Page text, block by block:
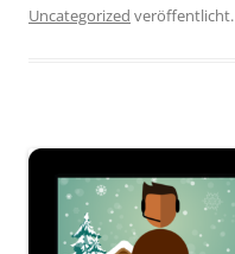
Uncategorized veröffentlicht.